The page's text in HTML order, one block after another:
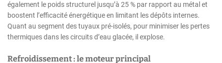
également le poids structurel jusqu’à 25 % par rapport au métal et
boostent l’efficacité énergétique en limitant les dépôts internes.
Quant au segment des tuyaux pré-isolés, pour minimiser les pertes
thermiques dans les circuits d’eau glacée, il explose.
Refroidissement : le moteur principal